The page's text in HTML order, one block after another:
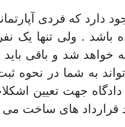
دارد که فردی
باشد . ولی تنها یک
خواهد شد و باقی
به شما در نحوه
دادگاه جهت تعیین
قرارداد های ساخت می